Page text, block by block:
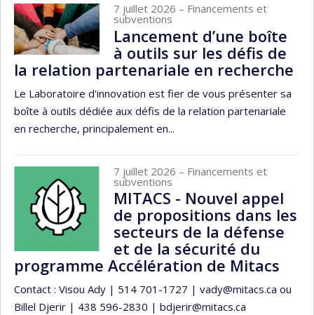
7 juillet 2026 – Financements et
subventions
Lancement d’une boîte
à outils sur les défis de
la relation partenariale en recherche
Le Laboratoire d'innovation est fier de vous présenter sa
boîte à outils dédiée aux défis de la relation partenariale
en recherche, principalement en...
7 juillet 2026 – Financements et
subventions
MITACS - Nouvel appel
de propositions dans les
secteurs de la défense
et de la sécurité du
programme Accélération de Mitacs
Contact : Visou Ady | 514 701-1727 | vady@mitacs.ca ou
Billel Djerir | 438 596-2830 | bdjerir@mitacs.ca